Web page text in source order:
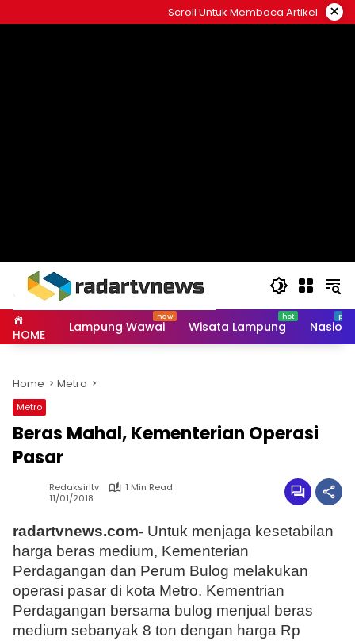
to
Scroll Untuk Membaca Artikel ×
HOME Lampung Wawai Wisata Lampung
Home Metro
Metro
Beras Mahal, Kementerian Operasi
Pasar
Redaksirltv
1 Min Read
11/01/2018
radartvnews.com- Untuk menjaga kesetabilan
harga beras medium, Kementerian
Perdagangan dan Perum Bulog melakukan
operasi pasar di kota Metro. Kementrian
Perdagangan bersama bulog menjual beras
medium sebanyak 8 ton dengan harga Rp